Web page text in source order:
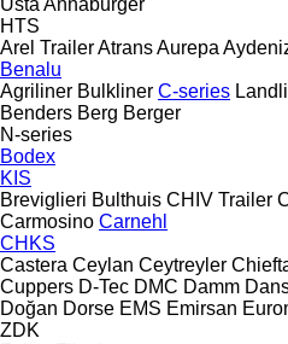
HTS
Arel TrailerAtransAurepa
Benalu
Agriliner Bulkliner C-series
Benders Berg Berger
N-series
Bodex
KIS
Breviglieri Bulthuis CHIV Trailer
Carmosino Carnehl
CHKS
Castera Ceylan Ceytreyler
Cuppers D-Tec DMC Damm
Doğan Dorse EMS Emirsan
ZDK